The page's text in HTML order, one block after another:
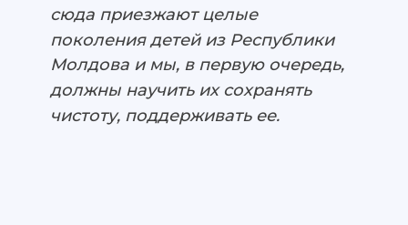
сюда приезжают целые
поколения детей из Республики
Молдова и мы, в первую очередь,
должны научить их сохранять
чистоту, поддерживать ее.